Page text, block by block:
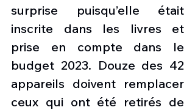
surprise puisqu’elle était
inscrite dans les livres et
prise en compte dans le
budget 2023. Douze des 42
appareils doivent remplacer
ceux qui ont été retirés de